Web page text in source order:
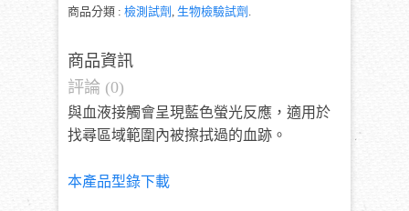
商品分類 : 檢測試劑 , 生物檢驗試劑 .
商品資訊
評論 (0)
與血液接觸會呈現藍色螢光反應，適用於
找尋區域範圍內被擦拭過的血跡。
本產品型錄下載